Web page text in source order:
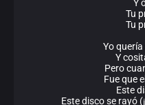
Y
Tu
Tu
Yo
Y
Pero
Fue que
Este
Este disco se rayó